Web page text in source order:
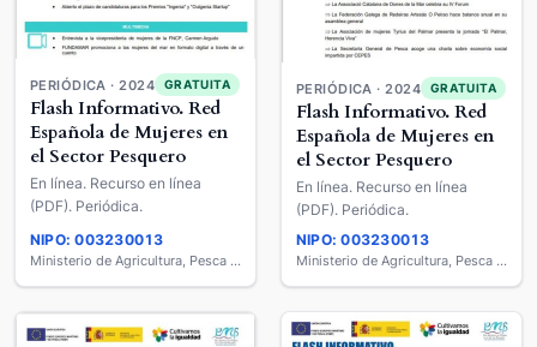
PERIÓDICA · 2024 GRATUITA
Flash Informativo. Red
Española de Mujeres en
el Sector Pesquero
En línea. Recurso en línea
(PDF). Periódica.
NIPO: 003230013
Ministerio de Agricultura, Pesca y Alimentación
PERIÓDICA · 2024 GRATUITA
Flash Informativo. Red
Española de Mujeres en
el Sector Pesquero
En línea. Recurso en línea
(PDF). Periódica.
NIPO: 003230013
Ministerio de Agricultura, Pesca y Alimentación